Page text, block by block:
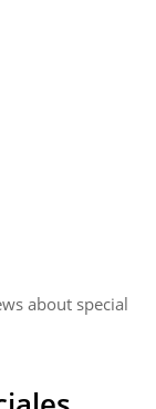
about special